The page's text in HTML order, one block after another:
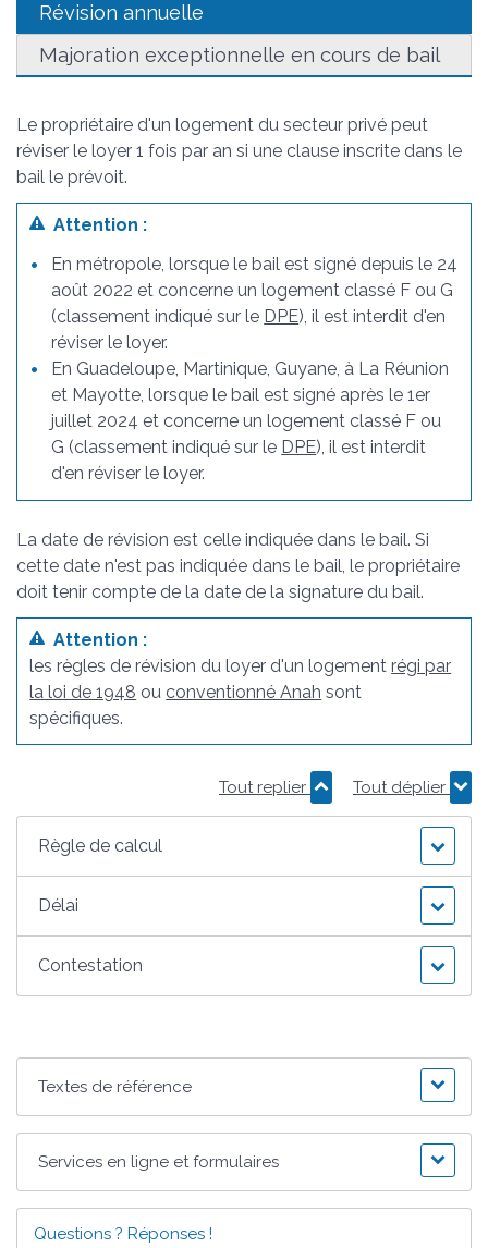
Révision annuelle
Majoration exceptionnelle en cours de bail
Le propriétaire d'un logement du secteur privé peut
réviser le loyer 1 fois par an si une clause inscrite dans le
bail le prévoit.
Attention :
En métropole, lorsque le bail est signé depuis le 24
août 2022 et concerne un logement classé F ou G
(classement indiqué sur le DPE), il est interdit d'en
réviser le loyer.
En Guadeloupe, Martinique, Guyane, à La Réunion
et Mayotte, lorsque le bail est signé après le 1 er
juillet 2024 et concerne un logement classé F ou
G (classement indiqué sur le DPE), il est interdit
d'en réviser le loyer.
La date de révision est celle indiquée dans le bail. Si
cette date n'est pas indiquée dans le bail, le propriétaire
doit tenir compte de la date de la signature du bail.
Attention :
les règles de révision du loyer d'un logementrégi par
la loi de 1948 ou conventionné Anah sont
spécifiques.
Tout replier Tout déplier
Règle de calcul
Délai
Contestation
Textes de référence
Services en ligne et formulaires
Questions ? Réponses !